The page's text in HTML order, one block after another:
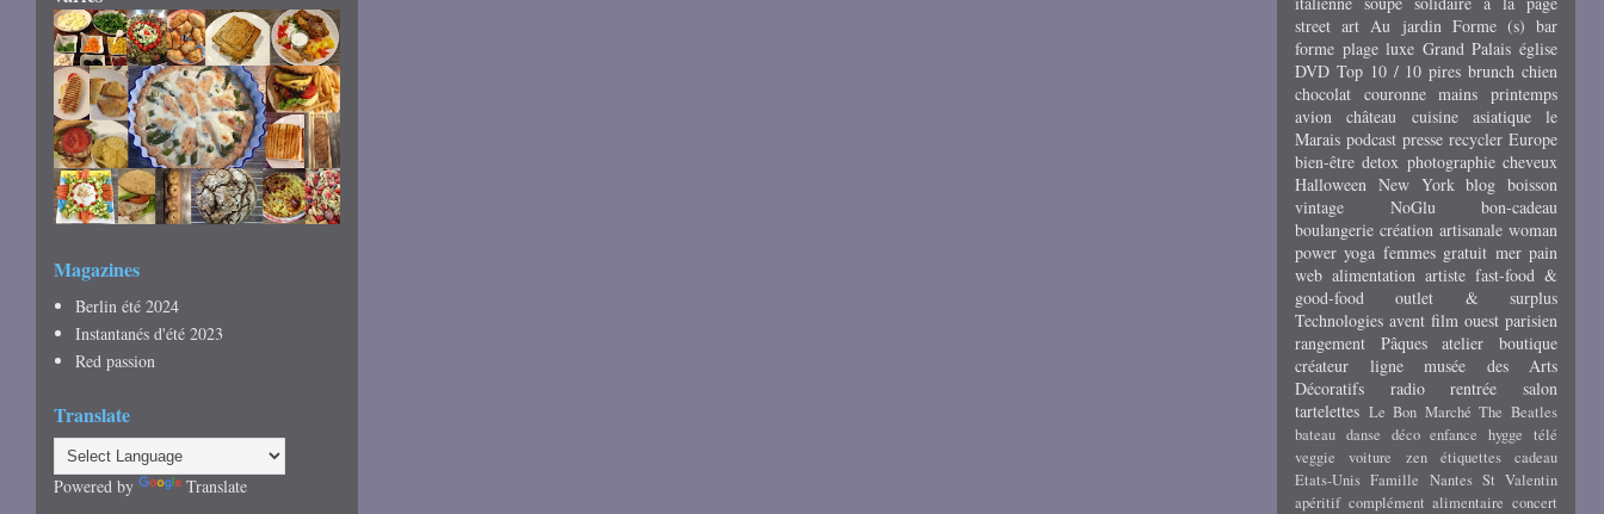
Magazines
Berlin été 2024
Instantanés d'été 2023
Red passion
Translate
Powered by Translate
street art Au jardin Forme (s) bar
forme plage luxe Grand Palais église
DVD Top 10 / 10 pires brunch chien
chocolat couronne mains printemps
avion
château cuisine asiatique
le
Marais podcast presse recycler Europe
bien-être detox photographie cheveux
Halloween New York blog boisson
vintage
NoGlu
bon-cadeau
boulangerie création artisanale woman
power yoga femmes gratuit mer pain
web alimentation artiste fast-food &
good-food
outlet & surplus
Technologies avent film ouest parisien
rangement
Pâques atelier
boutique
créateur
ligne
musée des Arts
Décoratifs
radio rentrée
salon
tartelettes Le Bon Marché The Beatles
bateau danse déco enfance hygge télé
veggie
voiture zen
étiquettes cadeau
Etats-Unis Famille Nantes St Valentin
apéritif complément alimentaire concert